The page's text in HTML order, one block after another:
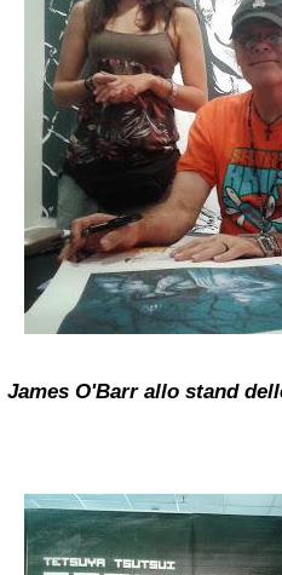
James O'Barr allo stand